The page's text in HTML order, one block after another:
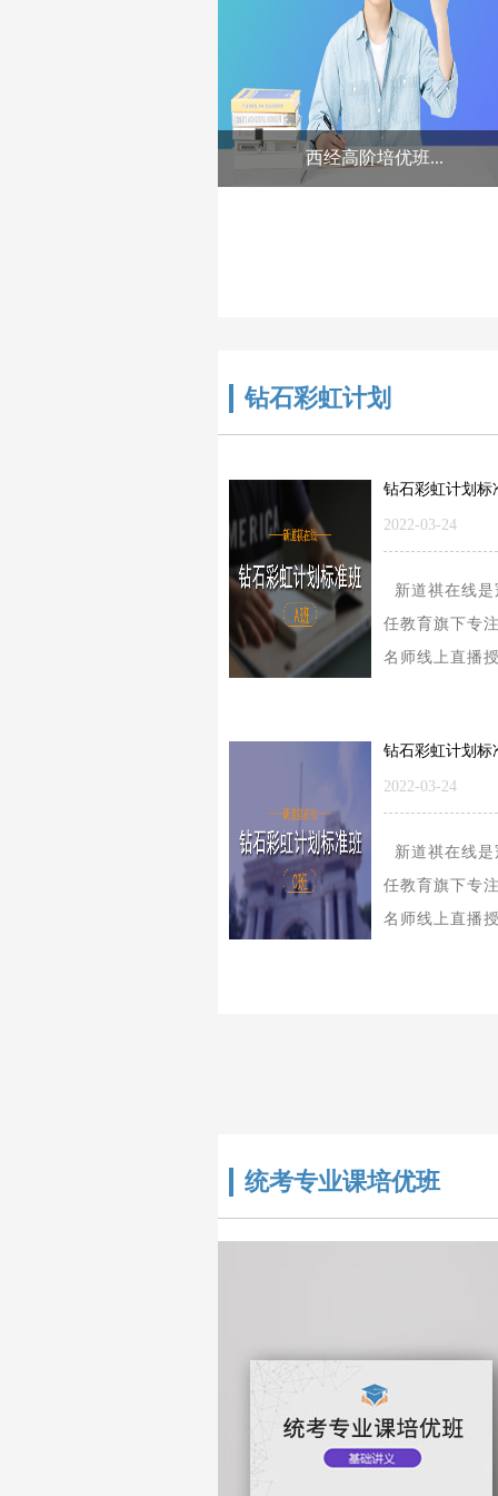
西经高阶培优班...
钻石彩虹计划
2022-03-24
新道祺在线是
任教育旗下专
名师线上直播
研公共课、考
2022-03-24
新道祺在线是
任教育旗下专
名师线上直播
统考专业课培优班